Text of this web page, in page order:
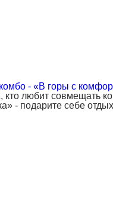
- «В горы с
любит совмещать